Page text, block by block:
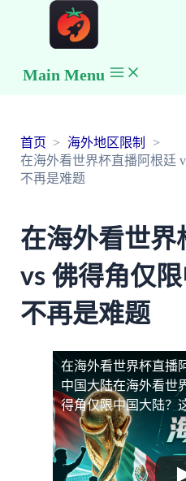
Main Menu
首页
海外地区限制
在海外看世界杯直播阿根廷
不再是难题
在海外看世界
vs 佛得角仅
不再是难题
在海外看世界杯直播
中国大陆在海外看世
得角仅限中国大陆？